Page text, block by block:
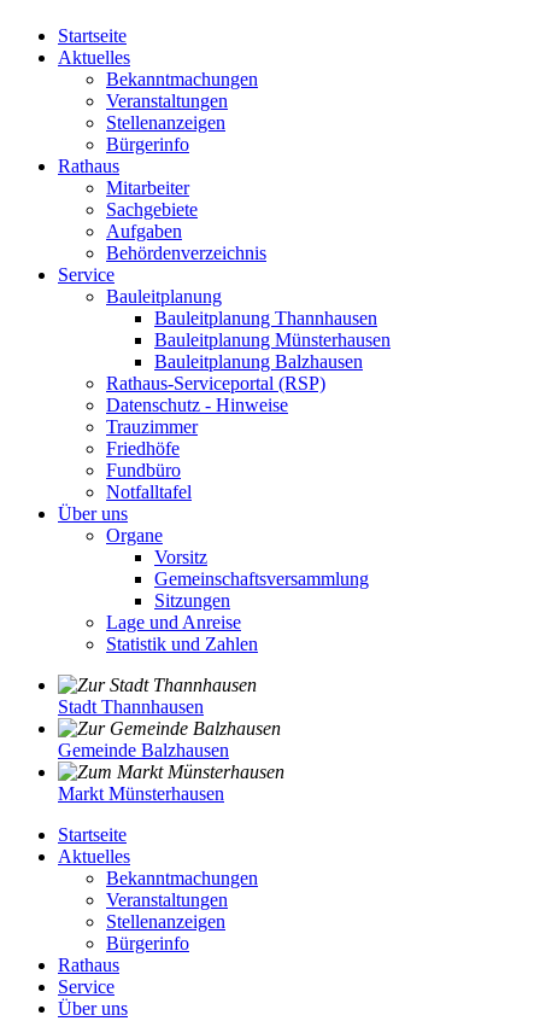
Startseite
Aktuelles
Bekanntmachungen
Veranstaltungen
Stellenanzeigen
Bürgerinfo
Rathaus
Mitarbeiter
Sachgebiete
Aufgaben
Behördenverzeichnis
Service
Bauleitplanung
Bauleitplanung Thannhausen
Bauleitplanung Münsterhausen
Bauleitplanung Balzhausen
Rathaus-Serviceportal (RSP)
Datenschutz - Hinweise
Trauzimmer
Friedhöfe
Fundbüro
Notfalltafel
Über uns
Organe
Vorsitz
Gemeinschaftsversammlung
Sitzungen
Lage und Anreise
Statistik und Zahlen
Stadt Thannhausen
Gemeinde Balzhausen
Markt Münsterhausen
Startseite
Aktuelles
Bekanntmachungen
Veranstaltungen
Stellenanzeigen
Bürgerinfo
Rathaus
Service
Über uns